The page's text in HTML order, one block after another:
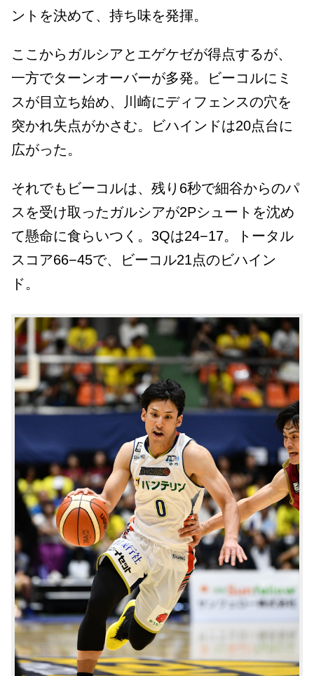
ントを決めて、持ち味を発揮。
ここからガルシアとエゲケゼが得点するが、
一方でターンオーバーが多発。ビーコルにミ
スが目立ち始め、川崎にディフェンスの穴を
突かれ失点がかさむ。ビハインドは20点台に
広がった。
それでもビーコルは、残り6秒で細谷からのパ
スを受け取ったガルシアが2Pシュートを沈め
て懸命に食らいつく。3Qは24−17。トータル
スコア66−45で、ビーコル21点のビハイン
ド。